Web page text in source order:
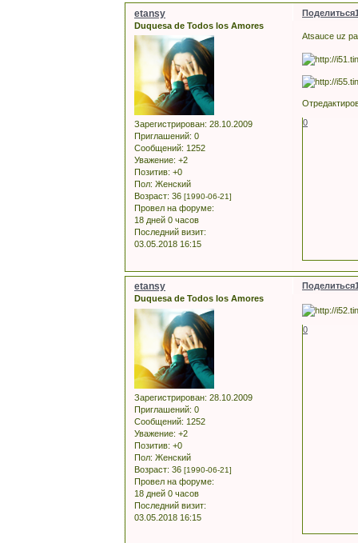
Поделиться
etansy
Duquesa de Todos los Amores
Зарегистрирован: 28.10.2009
Приглашений: 0
Сообщений: 1252
Уважение: +2
Позитив: +0
Пол: Женский
Возраст: 36 [1990-06-21]
Провел на форуме:
18 дней 0 часов
Последний визит:
03.05.2018 16:15
Atsauce uz
0
Поделиться
etansy
Duquesa de Todos los Amores
Зарегистрирован: 28.10.2009
Приглашений: 0
Сообщений: 1252
Уважение: +2
Позитив: +0
Пол: Женский
Возраст: 36 [1990-06-21]
Провел на форуме:
18 дней 0 часов
Последний визит:
03.05.2018 16:15
0